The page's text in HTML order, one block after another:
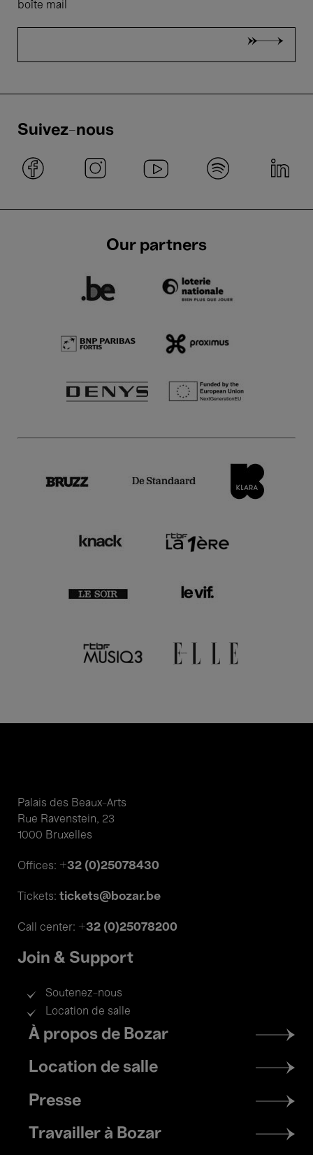
boîte mail
Suivez-nous
Our partners
Palais des Beaux-Arts
Rue Ravenstein, 23
1000 Bruxelles
Offices: +32 (0)25078430
Tickets: tickets@bozar.be
Call center: +32 (0)25078200
Join & Support
Soutenez-nous
Location de salle
Footer
menu
À propos de Bozar
Location de salle
Presse
Travailler à Bozar